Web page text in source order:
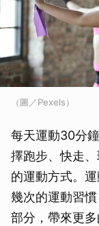
（圖／Pexels）
每天運動30分
擇跑步、快走
的運動方式。
幾次的運動習
部分，帶來更多